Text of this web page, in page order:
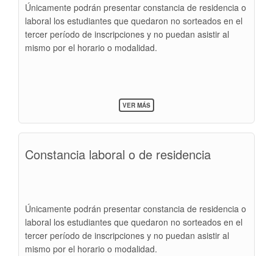
Únicamente podrán presentar constancia de residencia o
laboral los estudiantes que quedaron no sorteados en el
tercer período de inscripciones y no puedan asistir al
mismo por el horario o modalidad.
VER MÁSSOBRE
CONSTANCIA
RESIDENCIA
Constancia laboral o de residencia
Únicamente podrán presentar constancia de residencia o
laboral los estudiantes que quedaron no sorteados en el
tercer período de inscripciones y no puedan asistir al
mismo por el horario o modalidad.